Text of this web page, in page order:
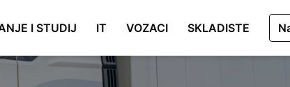
I STUDIJ IT VOZACI SKLADISTE